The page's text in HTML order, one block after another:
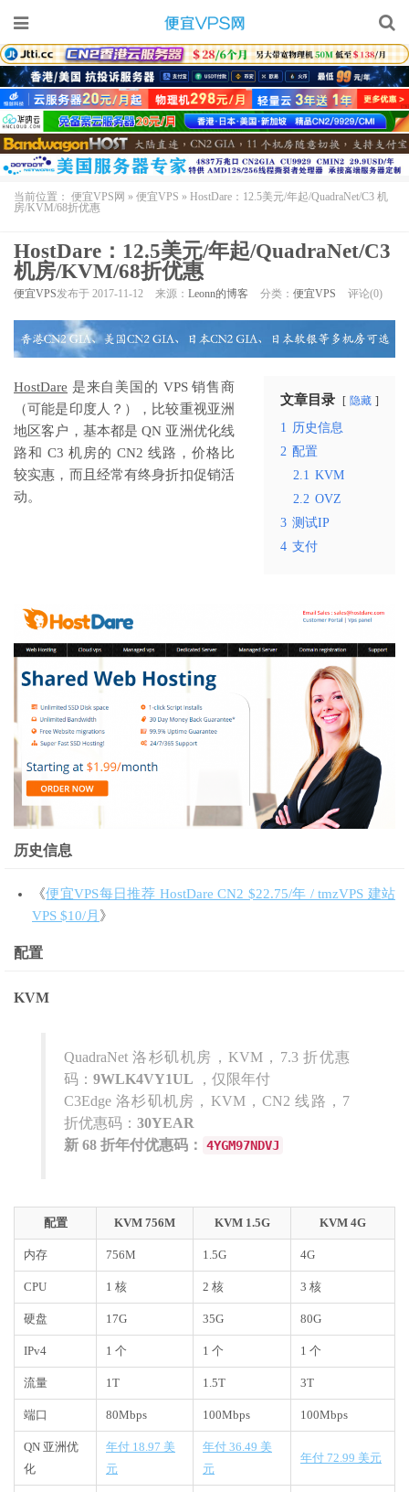
当前位置： 便宜VPS网 » 便宜VPS » HostDare：12.5美元/年起/QuadraNet/C3 机
房/KVM/68折优惠
HostDare：12.5美元/年起/QuadraNet/C3
机房/KVM/68折优惠
便宜VPS发布于 2017-11-12 来源： Leonn的博客 分类： 便宜VPS 评论(0)
文章目录 隐藏
1 历史信息
2 配置
2.1 KVM
2.2 OVZ
3 测试IP
4 支付
HostDare 是来自美国的 VPS 销售商
（可能是印度人？），比较重视亚洲
地区客户，基本都是 QN 亚洲优化线
路和 C3 机房的 CN2 线路，价格比
较实惠，而且经常有终身折扣促销活
动。
历史信息
《便宜VPS每日推荐 HostDare CN2 $22.75/年 / tmzVPS 建站
VPS $10/月 》
配置
KVM
QuadraNet 洛杉矶机房，KVM，7.3 折优惠
码： 9WLK4VY1UL ，仅限年付
C3Edge 洛杉矶机房，KVM，CN2 线路，7
折优惠码： 30YEAR
新 68 折年付优惠码：
4YGM97NDVJ
配置 KVM 756M KVM 1.5G KVM 4G
内存 756M 1.5G 4G
CPU 1 核 2 核 3 核
硬盘 17G 35G 80G
IPv4 1 个 1 个 1 个
流量 1T 1.5T 3T
端口 80Mbps 100Mbps 100Mbps
QN 亚洲优
化
年付 18.97 美
元
年付 36.49 美
元
年付 72.99 美元